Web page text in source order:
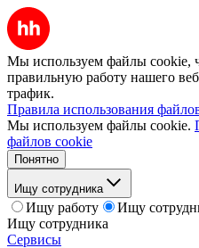
Мы используем файлы cookie,
правильную работу нашего
трафик.
Правила использования
Мы используем файлы cookie.
файлов cookie
Понятно
Ищу сотрудника
Ищу работу
Ищу
Ищу сотрудника
Сервисы